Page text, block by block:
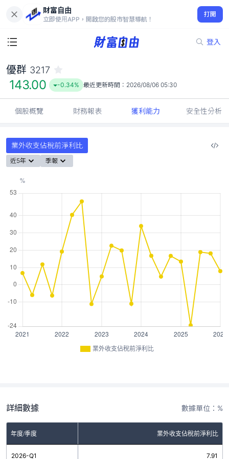
財富自由
立即使用APP，開啟您的股市智慧導航！
打開
登入
143.00
-0.34%
優群 3217
143.00 -0.34% 最近更新時間： 2026/08/06 05:30
個股概覽 財務報表 獲利能力 安全性分析
業外收支佔稅前淨利比
近5年 季報
業外收支佔稅前淨利比
詳細數據 數據單位：%
年度/季度 業外收支佔稅前淨利比
2026-Q1 7.91